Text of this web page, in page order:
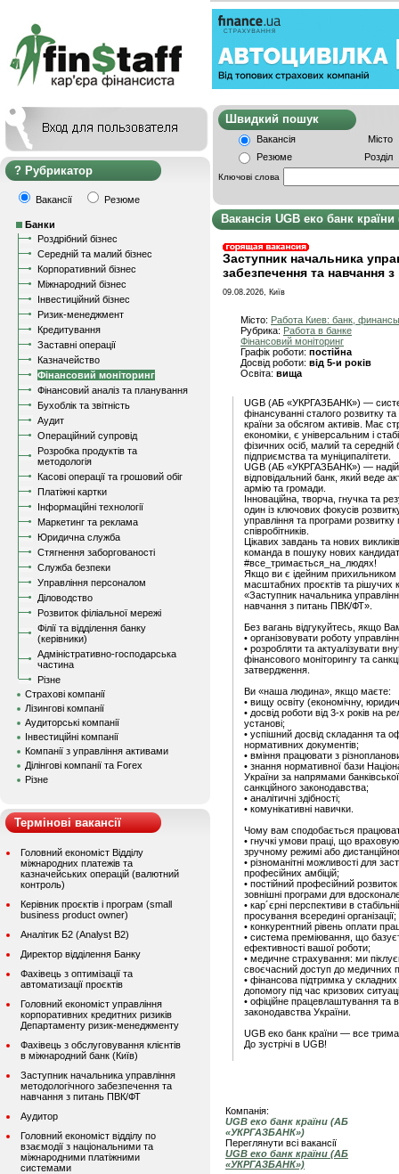
Рубрикатор
Вакансії Резюме
Банки
Роздрібний бізнес
Середній та малий бізнес
Корпоративний бізнес
Міжнародний бізнес
Інвестиційний бізнес
Ризик-менеджмент
Кредитування
Заставні операції
Казначейство
Фінансовий моніторинг
Фінансовий аналіз та планування
Бухоблік та звітність
Аудит
Операційний супровід
Розробка продуктів та
методологія
Касові операції та грошовий обіг
Платіжні картки
Інформаційні технології
Маркетинг та реклама
Юридична служба
Стягнення заборгованості
Служба безпеки
Управління персоналом
Діловодство
Розвиток філіальної мережі
Філії та відділення банку
(керівники)
Адміністративно-господарська
частина
Різне
Страхові компанії
Лізингові компанії
Аудиторські компанії
Інвестиційні компанії
Компанії з управління активами
Ділінгові компанії та Forex
Різне
Термінові вакансії
Головний економіст Відділу
міжнародних платежів та
казначейських операцій (валютний
контроль)
Керівник проєктів і програм (small
business product owner)
Аналітик Б2 (Analyst B2)
Директор відділення Банку
Фахівець з оптимізації та
автоматизації проєктів
Головний економіст управління
корпоративних кредитних ризиків
Департаменту ризик-менеджменту
Фахівець з обслуговування клієнтів
в міжнародний банк (Київ)
Заступник начальника управління
методологічного забезпечення та
навчання з питань ПВК/ФТ
Аудитор
Головний економіст відділу по
взаємодії з національними та
міжнародними платіжними
системами
Швидкий
Вакансія
Місто
Резюме
Розділ
Ключові слова
Вакансія UGB еко банк
Заступник начальника
забезпечення та навчання
09.08.2026, Київ
Місто: Работа Киев: банк, финансы
Рубрика: Работа в банке
Фінансовий моніторинг
Графік роботи: постійна
Досвід роботи: від 5-и років
Освіта: вища
UGB (АБ «УКРГАЗБАНК») —
фінансуванні сталого розвитку
країни за обсягом активів. Має
економіки, є універсальним і
фізичних осіб, малий та середній
підприємства та муніципалітети.
UGB (АБ «УКРГАЗБАНК») —
відповідальний банк, який веде
армію та громади.
Інноваційна, творча, гнучка та
один із ключових фокусів
управління та програми
співробітників.
Цікавих завдань та нових
команда в пошуку нових
#все_тримається_на_людях!
Якщо ви є ідейним прихильником
масштабних проєктів та
«Заступник начальника
навчання з питань ПВК/ФТ».
Без вагань відгукуйтесь, якщо
• організовувати роботу
• розробляти та актуалізувати
фінансового моніторингу та
затвердження.
Ви «наша людина», якщо маєте:
• вищу освіту (економічну,
• досвід роботи від 3-х років на
установі;
• успішний досвід складання та
нормативних документів;
• вміння працювати з
• знання нормативної бази
України за напрямами
санкційного законодавства;
• аналітичні здібності;
• комунікативні навички.
Чому вам сподобається
• гнучкі умови праці, що
зручному режимі або
• різноманітні можливості для
професійних амбіцій;
• постійний професійний
зовнішні програми для
• кар´єрні перспективи в
просування всередині організації;
• конкурентний рівень оплати
• система преміювання, що
ефективності вашої роботи;
• медичне страхування: ми
своєчасний доступ до медичних
• фінансова підтримка у
допомогу під час кризових
• офіційне працевлаштування та
законодавства України.
UGB еко банк країни — все
До зустрічі в UGB!
Компанія:
UGB еко банк країни (АБ
«УКРГАЗБАНК»)
Переглянути всі вакансії
UGB еко банк країни (АБ
«УКРГАЗБАНК»)